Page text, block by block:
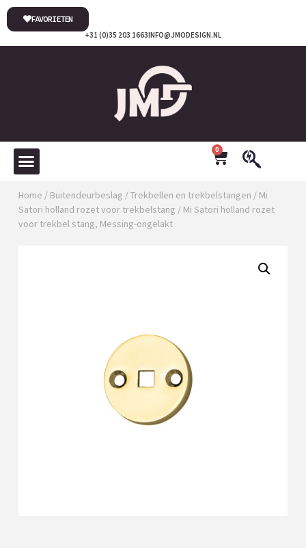
INFO@JMODESIGN.NL
+31 (0)35 203 1663
FAVORIETEN
0
Home / Buitendeurbeslag /Trekbellen en trekbelstangen / Mi
Satori holland rozet voor trekbelstang / Mi Satori holland rozet
voor trekbel stang, Messing-ongelakt